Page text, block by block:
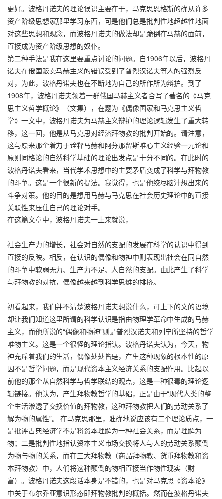
更好。波格丹诺夫的理论误识主要在于，马克思恩格斯的确从许多
资产阶级思想家那里学习东西，可是他们总是批判性地超越性地面
对这些思想和观念，而波格丹诺夫的做法却是跪倒在马赫的面前，
直接成为资产阶级思想的奴仆。
第二种手法是我在这里要重点讨论的问题。自1906年以后，波格丹
诺夫在俄国贩卖马赫主义的错误受到了普烈汉诺夫等人的强烈反
对，为此，波格丹诺夫也在不断地为自己的所作所为辩护。到了
1908年，波格丹诺夫领着一群俄国马赫主义者合写了著名的《马克
思主义哲学概论》（文集），在题为《偶像国家和马克思主义哲
学》一文中，波格丹诺夫为马赫主义辩护的理论逻辑发生了重大转
移，这一回，他是从马克思对经济拜物教的批判开始的。请注意，
这与原来那个着力于诠释马赫和阿芬那留斯唯心主义经验一元论和
原则同格论的自然科学基础的理论出发点是十分不同的。在此时的
波格丹诺夫看来，当代学术思想中的主要矛盾变成了科学与拜物教
的斗争。这是一个很新的提法。我觉得，也是他绞尽脑汁想出来的
斗争对策。他的目的是想用马赫与马克思在社会历史理论中的直接
关联性来压住自己的理论对手。
在这篇文章中，波格丹诺夫一上来就说，
社会生产力的增长，社会对自然的支配的发展在科学的认识中得到
直接的反映。相反，在认识的偶像和物神中则表现出社会在同自然
的斗争中软弱无力、生产力不足、人自然的支配。由此产生了科学
与拜物教的对抗，偶像越来越到科学思维的排挤。
初看起来，我们并不清楚波格丹诺夫想说什么，可上下的文的语境
却让我们知道这里所谓的科学认识是指由物理学革命中生成的马赫
主义，而他所说的“偶像和物神”则是普烈汉诺夫和列宁所坚持的哲学
唯物主义。这是一个很怪的理论指认。波格丹诺夫认为，今天，物
神充斥着我们的生活，偶像处处皆是，产生这种现象的根本性的原
因不是哲学问题，而是现代资本主义经济关系的支配作用。比起以
前他的那个从自然科学与哲学联结的观点，这是一种很毒的理论逻
辑链接。他认为，产生拜物教哲学的基础，正是由于“现代人类的整
个生活渗透了交换价值的拜物教，这种拜物教把人们的劳动关系了
解为物的属性”。 在马克思那里，准确地说应该有二个理论质点，一
是批评古典经济学不是将资本理解为一种社会关系，而是理解为
物；二是批判性地指认资本主义市场交换将人与人的劳动关系颠倒
为物与物的关系，而在三大拜物教（商品拜物教、货币拜物教和资
本拜物教）中，人们将这种颠倒的物相直接当作物性现实（财
富）。波格丹诺夫这段话本身是不错的，也是对马克思《资本论》
中关于布尔乔亚意识形态即拜物教批判的概括。然而在波格丹诺夫